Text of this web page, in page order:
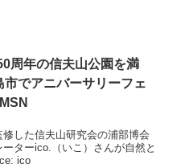
周年の信夫山公園を満
市でアニバーサリーフェ
した信夫山研究会の浦部博会
ターico.（いこ）さんが自然と
ico